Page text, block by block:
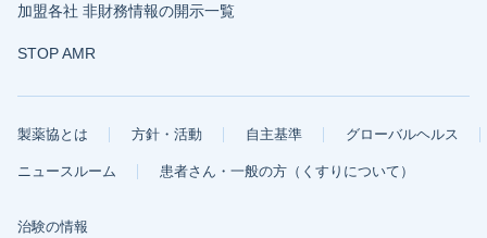
加盟各社 非財務情報の開示一覧
STOP AMR
製薬協とは 方針・活動 自主基準 グローバルヘルス
ニュースルーム 患者さん・一般の方（くすりについて）
治験の情報